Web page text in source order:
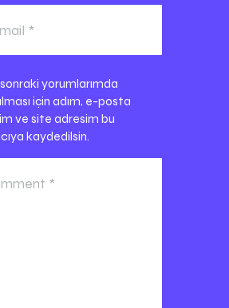
yorumlarımda
için adım, e-posta
ve site adresim bu
kaydedilsin.